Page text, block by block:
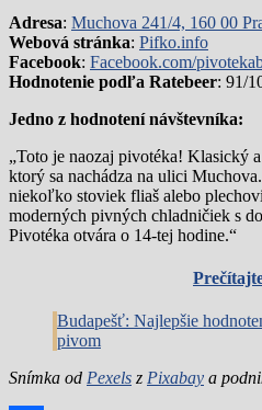
Adresa: Muchova 241/4, 160 00
Webová stránka: Pifko.info
Facebook: Facebook.com/
Hodnotenie podľa Ratebeer: 91/
Jedno z hodnotení návštevníka:
„Toto je naozaj pivotéka! Klasický
ktorý sa nachádza na ulici
niekoľko stoviek fliaš alebo
moderných pivných chladničiek s
Pivotéka otvára o 14-tej hodine.“
Budapešť: Najlepšie
pivom
Snímka od Pexels z Pixabay a